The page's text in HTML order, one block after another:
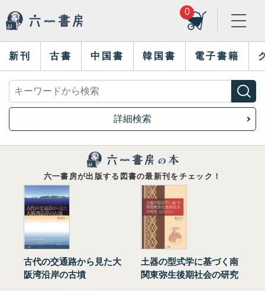
0
新刊 古書 中国書 韓国書 電子書籍
詳細検索
六一書房が出版する図書の最新刊をチェック！
古代の交通路から見た大
阪湾沿岸の古墳
土器の型式学に基づく南
関東弥生後期社会の研究